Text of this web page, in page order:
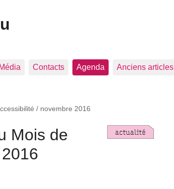
Média Contacts Agenda Anciens articles
/ novembre 2016
Mois de